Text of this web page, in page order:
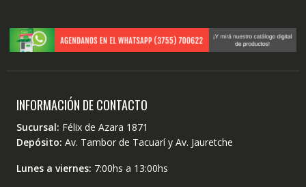
INFORMACIÓN DE CONTACTO
Sucursal: Félix de Azara 1871
Depósito: Av. Tambor de Tacuarí y Av. Jauretche
Lunes a viernes: 7:00hs a 13:00hs